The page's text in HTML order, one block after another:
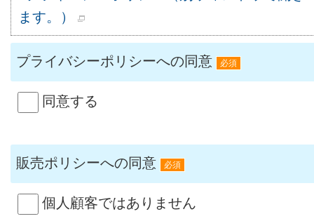
ます。）
プライバシーポリシーへの同意 必須
同意する
販売ポリシーへの同意 必須
個人顧客ではありません